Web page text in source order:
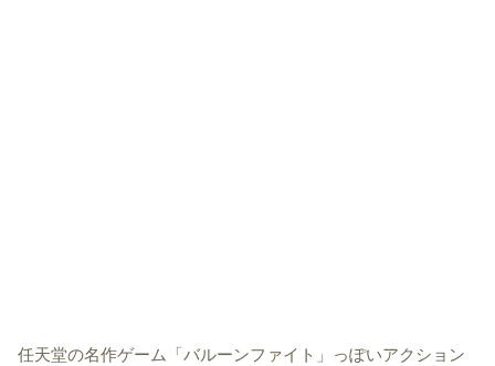
任天堂の名作ゲーム「バルーンファイト」っぽいアクション